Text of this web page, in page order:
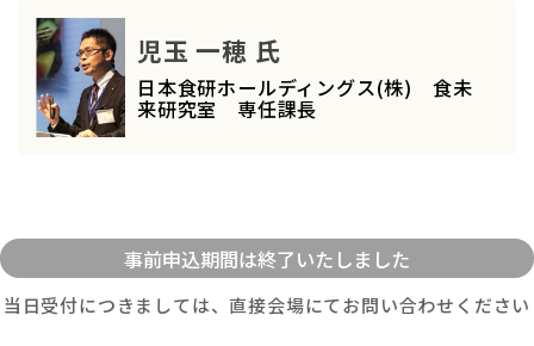
児玉 一穂 氏
日本食研ホールディングス(株) 食未
来研究室 専任課長
当日受付につきましては、直接会場にてお問い合わせください